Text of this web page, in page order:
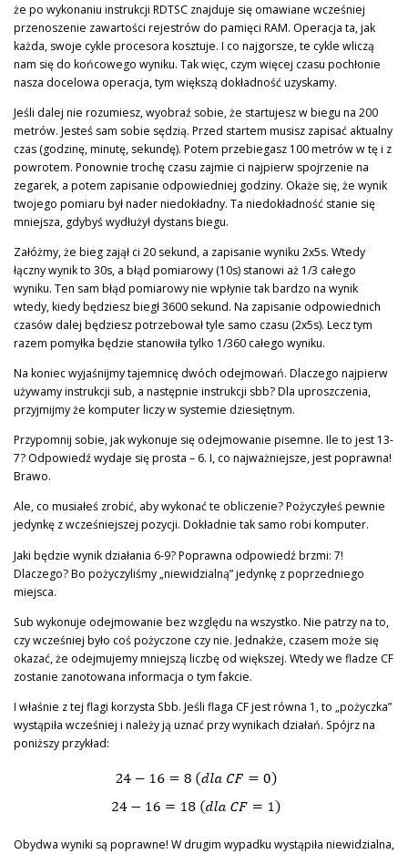
że po wykonaniu instrukcji RDTSC znajduje się omawiane wcześniej
przenoszenie zawartości rejestrów do pamięci RAM. Operacja ta, jak
każda, swoje cykle procesora kosztuje. I co najgorsze, te cykle wliczą
nam się do końcowego wyniku. Tak więc, czym więcej czasu pochłonie
nasza docelowa operacja, tym większą dokładność uzyskamy.
Jeśli dalej nie rozumiesz, wyobraź sobie, że startujesz w biegu na 200
metrów. Jesteś sam sobie sędzią. Przed startem musisz zapisać aktualny
czas (godzinę, minutę, sekundę). Potem przebiegasz 100 metrów w tę i z
powrotem. Ponownie trochę czasu zajmie ci najpierw spojrzenie na
zegarek, a potem zapisanie odpowiedniej godziny. Okaże się, że wynik
twojego pomiaru był nader niedokładny. Ta niedokładność stanie się
mniejsza, gdybyś wydłużył dystans biegu.
Załóżmy, że bieg zajął ci 20 sekund, a zapisanie wyniku 2x5s. Wtedy
łączny wynik to 30s, a błąd pomiarowy (10s) stanowi aż 1/3 całego
wyniku. Ten sam błąd pomiarowy nie wpłynie tak bardzo na wynik
wtedy, kiedy będziesz biegł 3600 sekund. Na zapisanie odpowiednich
czasów dalej będziesz potrzebował tyle samo czasu (2x5s). Lecz tym
razem pomyłka będzie stanowiła tylko 1/360 całego wyniku.
Na koniec wyjaśnijmy tajemnicę dwóch odejmowań. Dlaczego najpierw
używamy instrukcji sub, a następnie instrukcji sbb? Dla uproszczenia,
przyjmijmy że komputer liczy w systemie dziesiętnym.
Przypomnij sobie, jak wykonuje się odejmowanie pisemne. Ile to jest 13-
7? Odpowiedź wydaje się prosta – 6. I, co najważniejsze, jest poprawna!
Brawo.
Ale, co musiałeś zrobić, aby wykonać te obliczenie? Pożyczyłeś pewnie
jedynkę z wcześniejszej pozycji. Dokładnie tak samo robi komputer.
Jaki będzie wynik działania 6-9? Poprawna odpowiedź brzmi: 7!
Dlaczego? Bo pożyczyliśmy „niewidzialną” jedynkę z poprzedniego
miejsca.
Sub wykonuje odejmowanie bez względu na wszystko. Nie patrzy na to,
czy wcześniej było coś pożyczone czy nie. Jednakże, czasem może się
okazać, że odejmujemy mniejszą liczbę od większej. Wtedy we fladze CF
zostanie zanotowana informacja o tym fakcie.
I właśnie z tej flagi korzysta Sbb. Jeśli flaga CF jest równa 1, to „pożyczka”
wystąpiła wcześniej i należy ją uznać przy wynikach działań. Spójrz na
poniższy przykład:
Obydwa wyniki są poprawne! W drugim wypadku wystąpiła niewidzialna,